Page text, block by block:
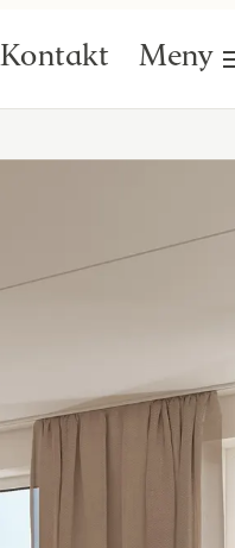
Kontakt Meny